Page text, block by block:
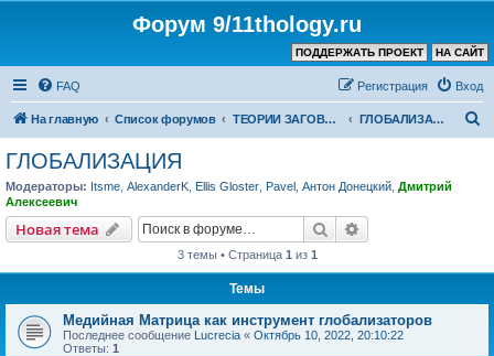
Форум 9/11thology.ru
НА САЙТ
ПОДДЕРЖАТЬ ПРОЕКТ
FAQ Вход
Регистрация
На главную Список форумов ТЕОРИИ ЗАГОВОРА (не связанные с 9/11) ГЛОБАЛИЗАЦИЯ
ГЛОБАЛИЗАЦИЯ
Модераторы: Itsme AlexanderK Ellis Gloster Pavel Антон Донецкий Дмитрий
Алексеевич
Новая тема Поиск
3 темы • Страница 1 из 1
Темы
Медийная Матрица как инструмент глобализаторов
Последнее сообщение Lucrecia « Октябрь 10, 2022, 20:10:22
Ответы: 1